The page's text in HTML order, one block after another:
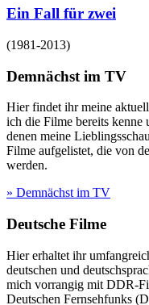
Ein Fall für zwei
(1981-2013)
Demnächst im TV
Hier findet ihr meine
ich die Filme bereits kenne
denen meine
Filme aufgelistet, die von
werden.
» Demnächst im TV
Deutsche Filme
Hier erhaltet ihr
deutschen und
mich vorrangig mit DDR-
Deutschen Fernsehfunks